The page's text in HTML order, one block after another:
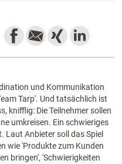
und Kommunikation
Tarp'. Und tatsächlich ist
knifflig: Die Teilnehmer sollen
umkreisen. Ein schwieriges
Laut Anbieter soll das Spiel
wie 'Produkte zum Kunden
bringen', 'Schwierigkeiten